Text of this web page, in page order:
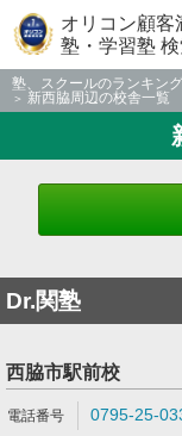
オリコン顧客
塾・学習塾 検
塾、スクールのランキン
新西脇周辺の校舎一覧
Dr.関塾
西脇市駅前校
0795-25-